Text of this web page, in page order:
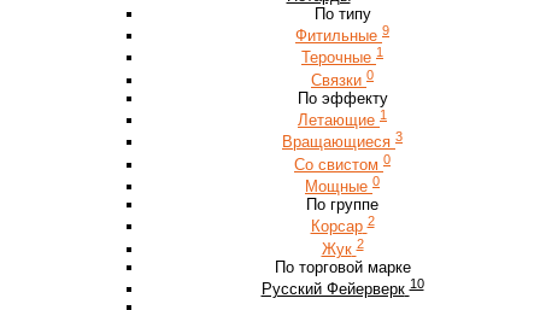
По типу
Фитильные 9
Терочные 1
Связки 0
По эффекту
Летающие 1
Вращающиеся 3
Со свистом 0
Мощные 0
По группе
Корсар 2
Жук 2
По торговой марке
Русский Фейерверк 10